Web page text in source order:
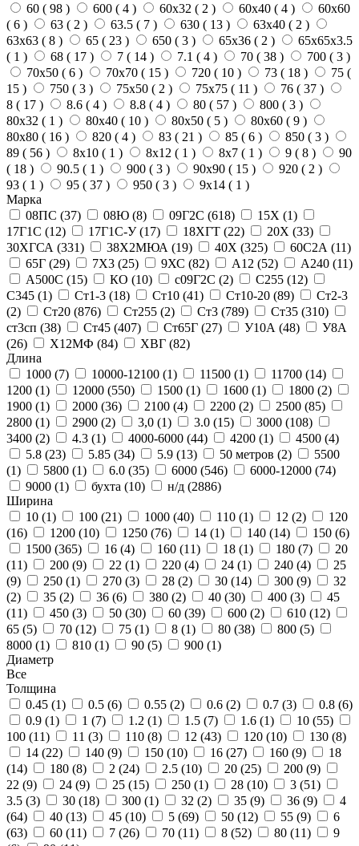
60 ( 98 ) 600 ( 4 ) 60х32 ( 2 ) 60х40 ( 4 )
60х60
( 6 ) 63 ( 2 ) 63.5 ( 7 ) 630 ( 13 ) 63х40 ( 2 )
63х63 ( 8 ) 65 ( 23 ) 650 ( 3 ) 65х36 ( 2 )
65х65х3.5
( 1 ) 68 ( 17 ) 7 ( 14 ) 7.1 ( 4 ) 70 ( 38 ) 700 ( 3 )
70х50 ( 6 ) 70х70 ( 15 ) 720 ( 10 ) 73 ( 18 )
75 (
15 ) 750 ( 3 ) 75х50 ( 2 ) 75х75 ( 11 ) 76 ( 37 )
8 ( 17 ) 8.6 ( 4 ) 8.8 ( 4 ) 80 ( 57 ) 800 ( 3 )
80х32 ( 1 ) 80х40 ( 10 ) 80х50 ( 5 ) 80х60 ( 9 )
80х80 ( 16 ) 820 ( 4 ) 83 ( 21 ) 85 ( 6 ) 850 ( 3 )
89 ( 56 ) 8х10 ( 1 ) 8х12 ( 1 ) 8х7 ( 1 ) 9 ( 8 )
90
( 18 ) 90.5 ( 1 ) 900 ( 3 ) 90х90 ( 15 ) 920 ( 2 )
93 ( 1 ) 95 ( 37 ) 950 ( 3 ) 9х14 ( 1 )
Марка
08ПС (37) 08Ю (8) 09Г2С (618) 15Х (1)
17Г1С (12) 17Г1С-У (17) 18ХГТ (22) 20Х (33)
30ХГСА (331) 38Х2МЮА (19) 40Х (325) 60С2А (11)
65Г (29) 7Х3 (25) 9ХС (82) А12 (52) А240 (11)
А500С (15) КО (10) с09Г2С (2) С255 (12)
С345 (1) Ст1-3 (18) Ст10 (41) Ст10-20 (89)
Ст2-3
(2) Ст20 (876) Ст255 (2) Ст3 (789) Ст35 (310)
ст3сп (38) Ст45 (407) Ст65Г (27) У10А (48)
У8А
(26) Х12МФ (84) ХВГ (82)
Длина
1000 (7) 10000-12100 (1) 11500 (1) 11700 (14)
1200 (1) 12000 (550) 1500 (1) 1600 (1) 1800 (2)
1900 (1) 2000 (36) 2100 (4) 2200 (2) 2500 (85)
2800 (1) 2900 (2) 3,0 (1) 3.0 (15) 3000 (108)
3400 (2) 4.3 (1) 4000-6000 (44) 4200 (1) 4500 (4)
5.8 (23) 5.85 (34) 5.9 (13) 50 метров (2)
5500
(1) 5800 (1) 6.0 (35) 6000 (546) 6000-12000 (74)
9000 (1) бухта (10) н/д (2886)
Ширина
10 (1) 100 (21) 1000 (40) 110 (1) 12 (2)
120
(16) 1200 (10) 1250 (76) 14 (1) 140 (14) 150 (6)
1500 (365) 16 (4) 160 (11) 18 (1) 180 (7)
20
(11) 200 (9) 22 (1) 220 (4) 24 (1) 240 (4)
25
(9) 250 (1) 270 (3) 28 (2) 30 (14) 300 (9)
32
(2) 35 (2) 36 (6) 380 (2) 40 (30) 400 (3)
45
(11) 450 (3) 50 (30) 60 (39) 600 (2) 610 (12)
65 (5) 70 (12) 75 (1) 8 (1) 80 (38) 800 (5)
8000 (1) 810 (1) 90 (5) 900 (1)
Диаметр
Все
Толщина
0.45 (1) 0.5 (6) 0.55 (2) 0.6 (2) 0.7 (3) 0.8 (6)
0.9 (1) 1 (7) 1.2 (1) 1.5 (7) 1.6 (1) 10 (55)
100 (11) 11 (3) 110 (8) 12 (43) 120 (10) 130 (8)
14 (22) 140 (9) 150 (10) 16 (27) 160 (9)
18
(14) 180 (8) 2 (24) 2.5 (10) 20 (25) 200 (9)
22 (9) 24 (9) 25 (15) 250 (1) 28 (10) 3 (51)
3.5 (3) 30 (18) 300 (1) 32 (2) 35 (9) 36 (9)
4
(64) 40 (13) 45 (10) 5 (69) 50 (12) 55 (9)
6
(63) 60 (11) 7 (26) 70 (11) 8 (52) 80 (11)
9